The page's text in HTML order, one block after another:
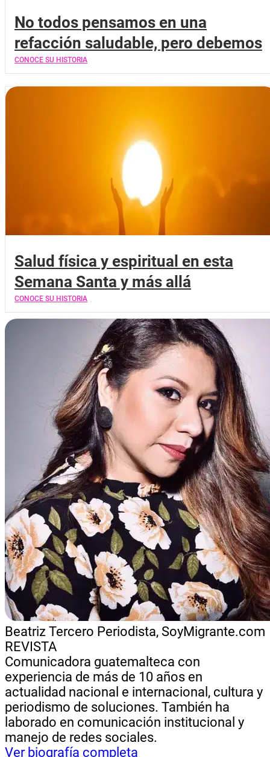
No todos pensamos en una
refacción saludable, pero debemos
CONOCE SU HISTORIA
Salud física y espiritual en esta
Semana Santa y más allá
CONOCE SU HISTORIA
Beatriz Tercero Periodista, SoyMigrante.com
REVISTA
Comunicadora guatemalteca con
experiencia de más de 10 años en
actualidad nacional e internacional, cultura y
periodismo de soluciones. También ha
laborado en comunicación institucional y
manejo de redes sociales.
Ver biografía completa